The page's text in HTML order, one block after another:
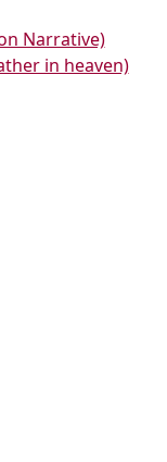
Narrative)
in heaven)